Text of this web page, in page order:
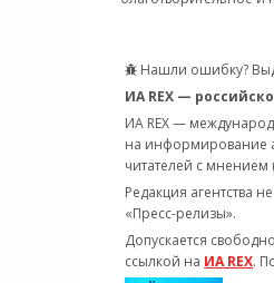
Нашли ошибку?
ИА REX —
ИА REX —
на информирование
читателей с мнением
Редакция агентства
«Пресс-релизы».
Допускается
ссылкой на ИА REX.